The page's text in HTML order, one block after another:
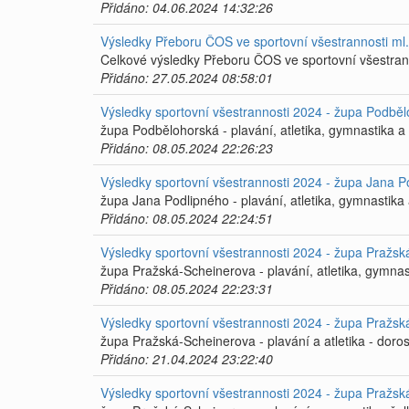
Přidáno: 04.06.2024 14:32:26
Výsledky Přeboru ČOS ve sportovní všestrannosti
Celkové výsledky Přeboru ČOS ve sportovní
Přidáno: 27.05.2024 08:58:01
Výsledky sportovní všestrannosti 2024 - župa
župa Podbělohorská - plavání, atletika, gymnastika
Přidáno: 08.05.2024 22:26:23
Výsledky sportovní všestrannosti 2024 - župa Jana
župa Jana Podlipného - plavání, atletika,
Přidáno: 08.05.2024 22:24:51
Výsledky sportovní všestrannosti 2024 - župa
župa Pražská-Scheinerova - plavání, atletika,
Přidáno: 08.05.2024 22:23:31
Výsledky sportovní všestrannosti 2024 - župa
župa Pražská-Scheinerova - plavání a atletika -
Přidáno: 21.04.2024 23:22:40
Výsledky sportovní všestrannosti 2024 - župa